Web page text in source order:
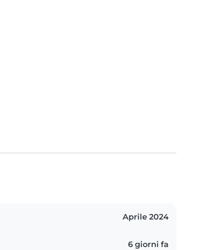
Aprile 2024
6 giorni fa